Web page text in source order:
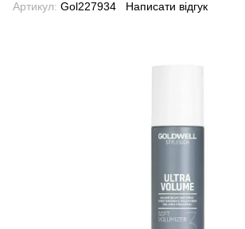
Артикул: Gol227934 Написати відгук